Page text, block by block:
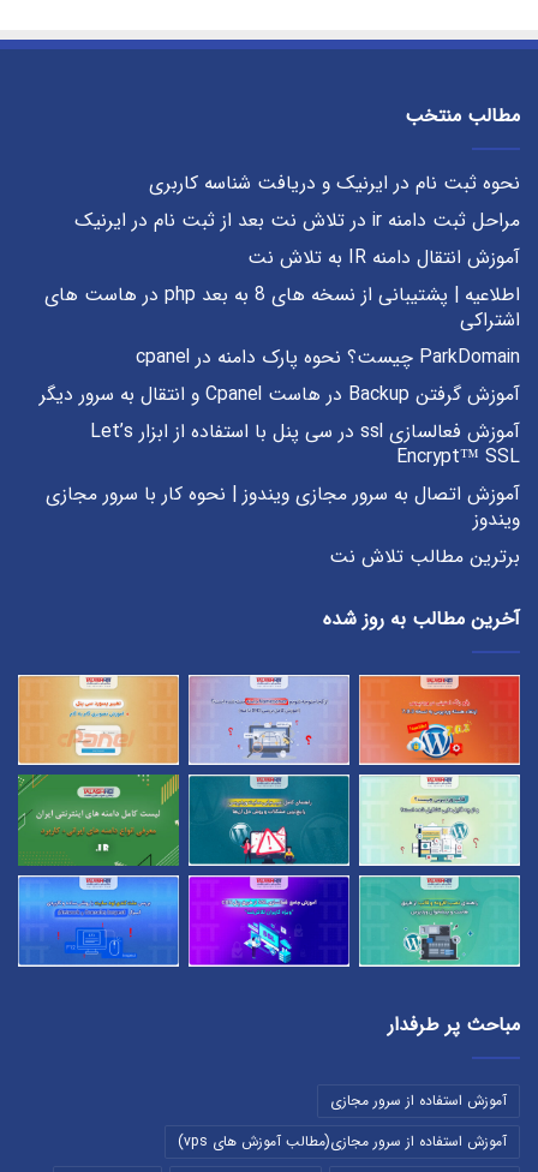
مطالب منتخب
نحوه ثبت نام در ایرنیک و دریافت شناسه کاربری
مراحل ثبت دامنه ir در تلاش نت بعد از ثبت نام در ایرنیک
آموزش انتقال دامنه IR به تلاش نت
اطلاعیه | پشتیبانی از نسخه های 8 به بعد php در هاست های
اشتراکی
ParkDomain چیست؟ نحوه پارک دامنه در cpanel
آموزش گرفتن Backup در هاست Cpanel و انتقال به سرور دیگر
آموزش فعالسازی ssl در سی پنل با استفاده از ابزار Let’s
Encrypt™ SSL
آموزش اتصال به سرور مجازی ویندوز | نحوه کار با سرور مجازی
ویندوز
برترین مطالب تلاش نت
آخرین مطالب به روز شده
مباحث پر طرفدار
آموزش استفاده از سرور مجازی
آموزش استفاده از سرور مجازی(مطالب آموزش های vps)